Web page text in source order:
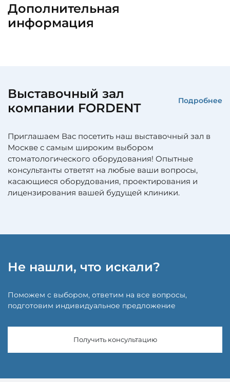
Дополнительная
информация
Выставочный зал
компании FORDENT
Подробнее
Приглашаем Вас посетить наш выставочный зал в
Москве с самым широким выбором
стоматологического оборудования! Опытные
консультанты ответят на любые ваши вопросы,
касающиеся оборудования, проектирования и
лицензирования вашей будущей клиники.
Не нашли, что искали?
Поможем с выбором, ответим на все вопросы,
подготовим индивидуальное предложение
Получить консультацию